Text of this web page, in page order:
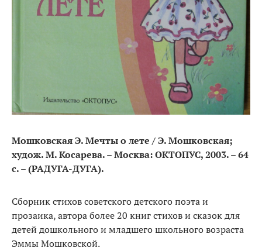
Мошковская Э. Мечты о лете / Э. Мошковская;
худож. М. Косарева. – Москва: ОКТОПУС, 2003. – 64
с. – (РАДУГА-ДУГА).
Сборник стихов советского детского поэта и
прозаика, автора более 20 книг стихов и сказок для
детей дошкольного и младшего школьного возраста
Эммы Мошковской.